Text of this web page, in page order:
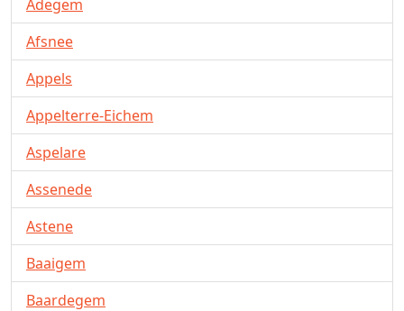
Adegem
Afsnee
Appels
Appelterre-Eichem
Aspelare
Assenede
Astene
Baaigem
Baardegem